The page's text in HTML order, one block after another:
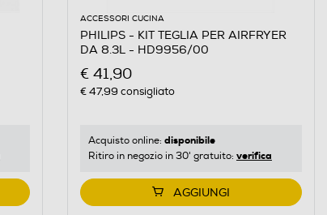
ACCESSORI CUCINA
PHILIPS - KIT TEGLIA PER AIRFRYER
DA 8.3L - HD9956/00
€ 41,90
€ 47,99 consigliato
Acquisto online: disponibile
Ritiro in negozio in 30' gratuito: verifica
AGGIUNGI